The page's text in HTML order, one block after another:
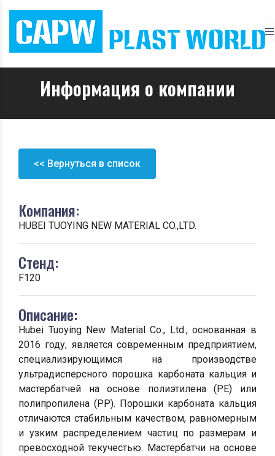
Информация о компании
<< Вернуться в список
Компания:
HUBEI TUOYING NEW MATERIAL CO.,LTD.
Стенд:
F120
Описание:
Hubei Tuoying New Material Co., Ltd., основанная в
2016 году, является современным предприятием,
специализирующимся на производстве
ультрадисперсного порошка карбоната кальция и
мастербатчей на основе полиэтилена (PE) или
полипропилена (PP). Порошки карбоната кальция
отличаются стабильным качеством, равномерным
и узким распределением частиц по размерам и
превосходной текучестью. Мастербатчи на основе